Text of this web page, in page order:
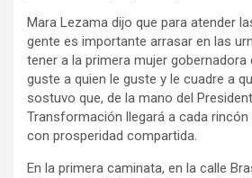
Mara Lezama dijo que para atender
gente es importante arrasar en las
tener a la primera mujer gobernadora
guste a quien le guste y le cuadre a
sostuvo que, de la mano del
Transformación llegará a cada rincón
con prosperidad compartida.
En la primera caminata, en la calle